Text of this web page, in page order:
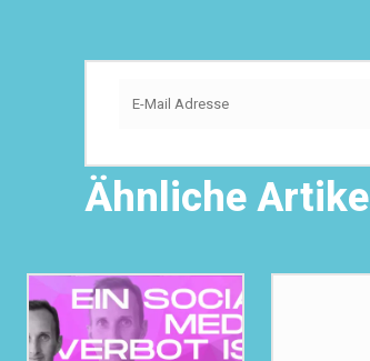
Ähnliche Artikel